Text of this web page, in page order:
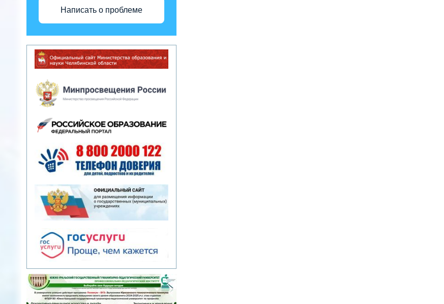
Написать о проблеме